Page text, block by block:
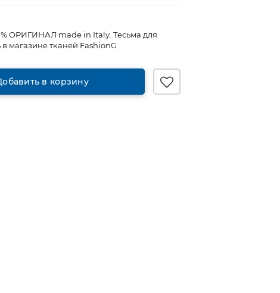
% ОРИГИНАЛ made in Italy. Тесьма для
магазине тканей FashionG
в корзину